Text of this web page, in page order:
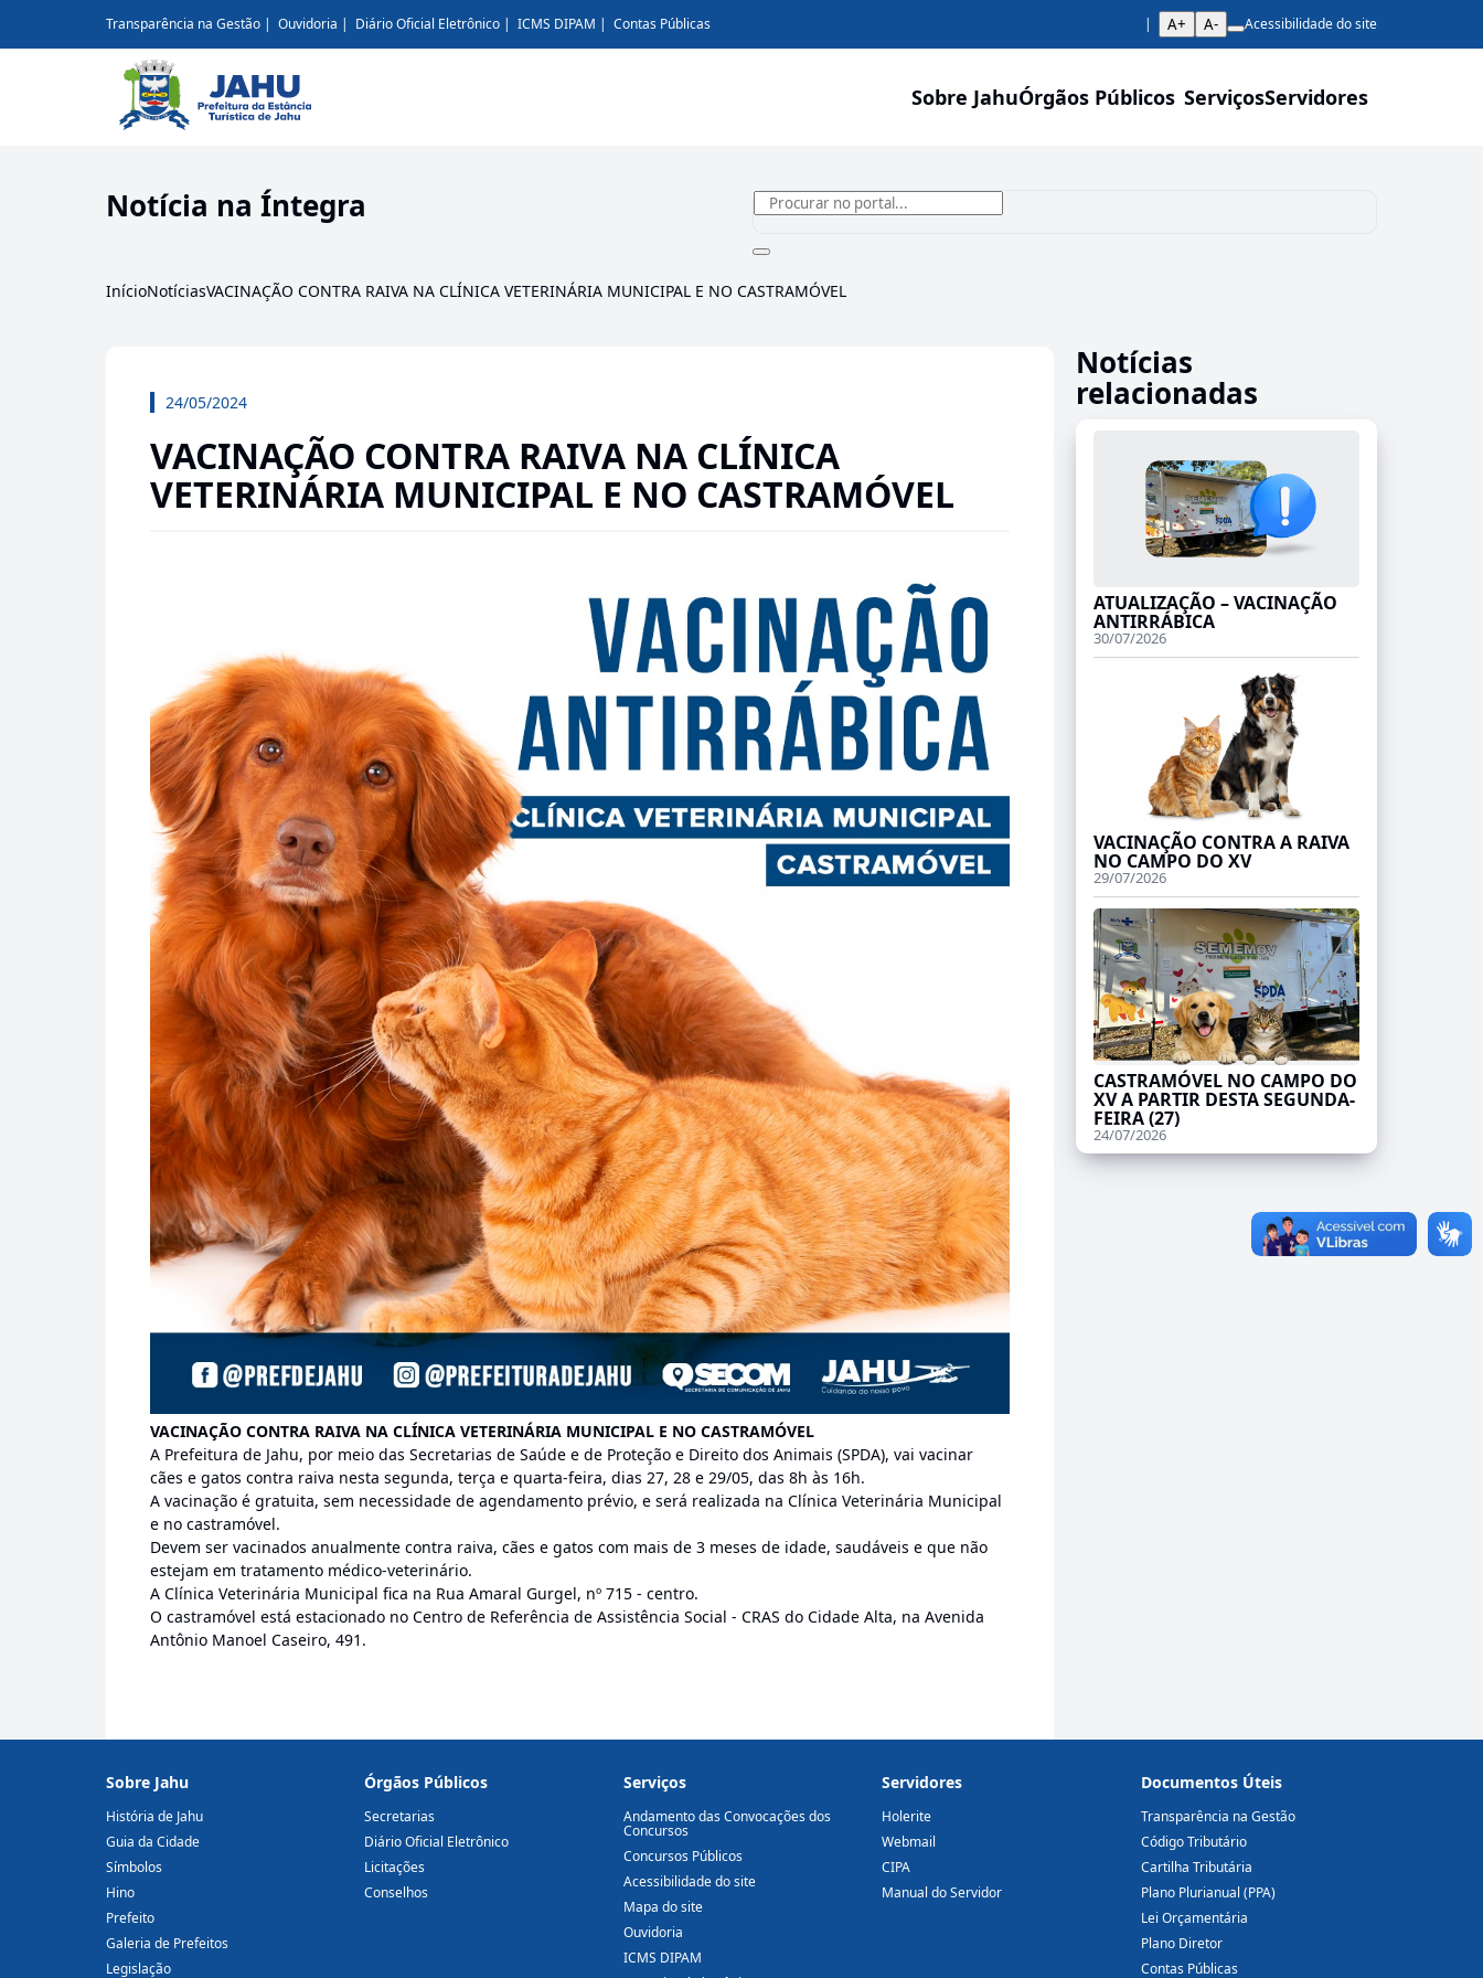
Transparência na Gestão Ouvidoria Diário Oficial Eletrônico ICMS DIPAM Contas Públicas A+ A- Acessibilidade do site
Sobre JahuÓrgãos Públicos ServiçosServidores
Notícia na Íntegra
InícioNotíciasVACINAÇÃO CONTRA RAIVA NA CLÍNICA VETERINÁRIA MUNICIPAL E NO CASTRAMÓVEL
24/05/2024
VACINAÇÃO CONTRA RAIVA NA CLÍNICA
VETERINÁRIA MUNICIPAL E NO CASTRAMÓVEL
VACINAÇÃO CONTRA RAIVA NA CLÍNICA VETERINÁRIA MUNICIPAL E NO CASTRAMÓVEL
A Prefeitura de Jahu, por meio das Secretarias de Saúde e de Proteção e Direito dos Animais (SPDA), vai vacinar
cães e gatos contra raiva nesta segunda, terça e quarta-feira, dias 27, 28 e 29/05, das 8h às 16h.
A vacinação é gratuita, sem necessidade de agendamento prévio, e será realizada na Clínica Veterinária Municipal
e no castramóvel.
Devem ser vacinados anualmente contra raiva, cães e gatos com mais de 3 meses de idade, saudáveis e que não
estejam em tratamento médico-veterinário.
A Clínica Veterinária Municipal fica na Rua Amaral Gurgel, nº 715 - centro.
O castramóvel está estacionado no Centro de Referência de Assistência Social - CRAS do Cidade Alta, na Avenida
Antônio Manoel Caseiro, 491.
Notícias
relacionadas
ATUALIZAÇÃO – VACINAÇÃO
ANTIRRÁBICA
30/07/2026
VACINAÇÃO CONTRA A RAIVA
NO CAMPO DO XV
29/07/2026
CASTRAMÓVEL NO CAMPO DO
XV A PARTIR DESTA SEGUNDA-
FEIRA (27)
24/07/2026
Sobre Jahu
História de Jahu
Guia da Cidade
Símbolos
Hino
Prefeito
Galeria de Prefeitos
Legislação
Órgãos Públicos
Secretarias
Diário Oficial Eletrônico
Licitações
Conselhos
Serviços
Andamento das Convocações dos
Concursos
Concursos Públicos
Acessibilidade do site
Mapa do site
Ouvidoria
ICMS DIPAM
Servidores
Holerite
Webmail
CIPA
Manual do Servidor
Documentos Úteis
Transparência na Gestão
Código Tributário
Cartilha Tributária
Plano Plurianual (PPA)
Lei Orçamentária
Plano Diretor
Contas Públicas